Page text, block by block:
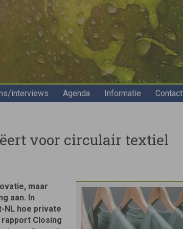
interviews Agenda Informatie Contact
voor circulair textiel
maar
aan. In
NL hoe private
Closing